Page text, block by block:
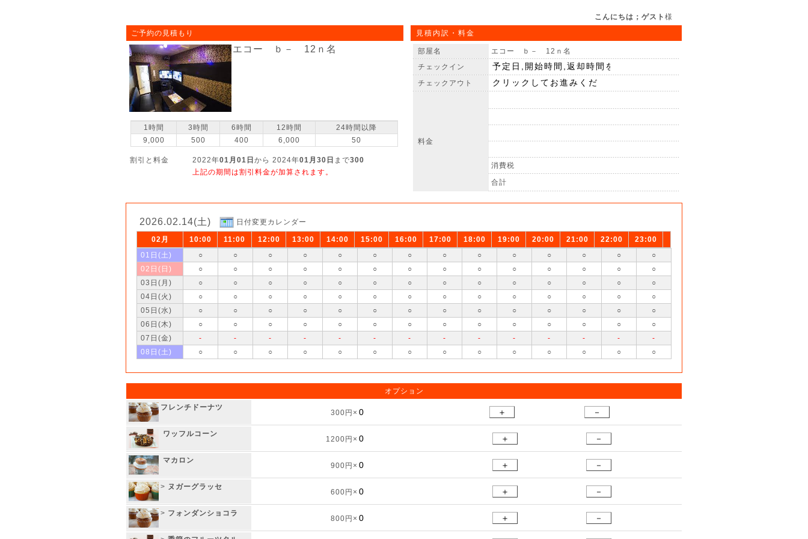
こんにちは；ゲスト 様
ご予約の見積もり
エコー ｂ－ 12ｎ名
1時間 3時間 6時間 12時間
24時間以降
9,000
500 400 6,000 50
割引と料金 2022年01月01日 から 2024年01月30日 まで300
上記の期間は割引料金が加算されます。
見積内訳・料金
部屋名
エコー ｂ－ 12ｎ名
チェックイン
チェックアウト
料金
消費税
合計
2026.02.14(土) 日付変更カレンダー
02月 10:00 11:00 12:00 13:00 14:00 15:00 16:00 17:00 18:00 19:00 20:00 21:00 22:00
23:00
01日(土)
○ ○ ○ ○ ○ ○ ○ ○ ○ ○ ○ ○ ○
○
02日(日)
○ ○ ○ ○ ○ ○ ○ ○ ○ ○ ○ ○ ○
○
03日(月)
○ ○ ○ ○ ○ ○ ○ ○ ○ ○ ○ ○ ○
○
04日(火)
○ ○ ○ ○ ○ ○ ○ ○ ○ ○ ○ ○ ○
○
05日(水)
○ ○ ○ ○ ○ ○ ○ ○ ○ ○ ○ ○ ○
○
06日(木)
○ ○ ○ ○ ○ ○ ○ ○ ○ ○ ○ ○ ○
○
07日(金)
- - - - - - - - - - - - -
-
08日(土)
○ ○ ○ ○ ○ ○ ○ ○ ○ ○ ○ ○ ○ ○
オプション
フレンチドーナツ
300円× ＋ －
ワッフルコーン
1200円× ＋ －
マカロン
900円× ＋ －
> ヌガーグラッセ
600円× ＋ －
> フォンダンショコラ
800円× ＋ －